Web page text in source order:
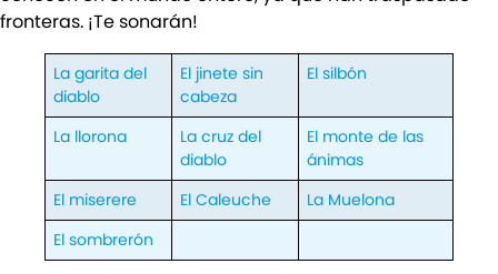
fronteras. ¡Te sonarán!
La garita del
diablo
El jinete sin
cabeza
El silbón
La llorona
La cruz del
diablo
El monte de las
ánimas
El miserere
El Caleuche
La Muelona
El sombrerón